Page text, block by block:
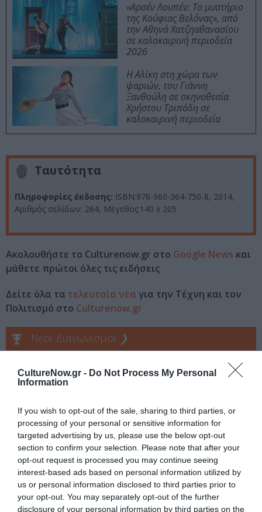
CultureNow.gr - Do Not Process My Personal
Information
If you wish to opt-out of the sale, sharing to third parties, or
processing of your personal or sensitive information for
targeted advertising by us, please use the below opt-out
section to confirm your selection. Please note that after your
opt-out request is processed you may continue seeing
interest-based ads based on personal information utilized by
us or personal information disclosed to third parties prior to
your opt-out. You may separately opt-out of the further
disclosure of your personal information by third parties on the
«Αρσέν Λουπέν: Το μυστήριο
της Κούφιας Βελόνας», από
την Αθηνά Χατζηαθανασίου
σε καλοκαιρινή περιοδεία
2026
Η Αλίκη στη χώρα των
ψαριών, του Γιάννη
Ξανθούλη σε σκηνοθεσία
Χρήστου Τριπόδη σε
καλοκαιρινή περιοδεία
Ταυτότητα
Πληροφορίες έκδοσης: ISBN:978-960-364-750-8, 2014,
Αριθμός σελίδων: 264, Μέγεθος:140 x 205
Ακολουθήστε το Culturenow.gr στο Google News και
μάθετε πρώτοι όλες τις ειδήσεις
Δείτε όλα τα τελευταία νέα για την Τέχνη και τον
Πολιτισμό στο Culturenow.gr
Νέοι Διαγωνισμοί ❯
Tags
Newsletter
Κάθε βδομάδα στο e-mail σας τα τελευταία νέα για
την Τέχνη και τον Πολιτισμό!